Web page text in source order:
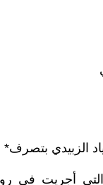
الزبيدي بتصرف*